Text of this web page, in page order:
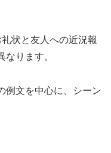
状と友人への近況報
ります。
例文を中心に、シーン